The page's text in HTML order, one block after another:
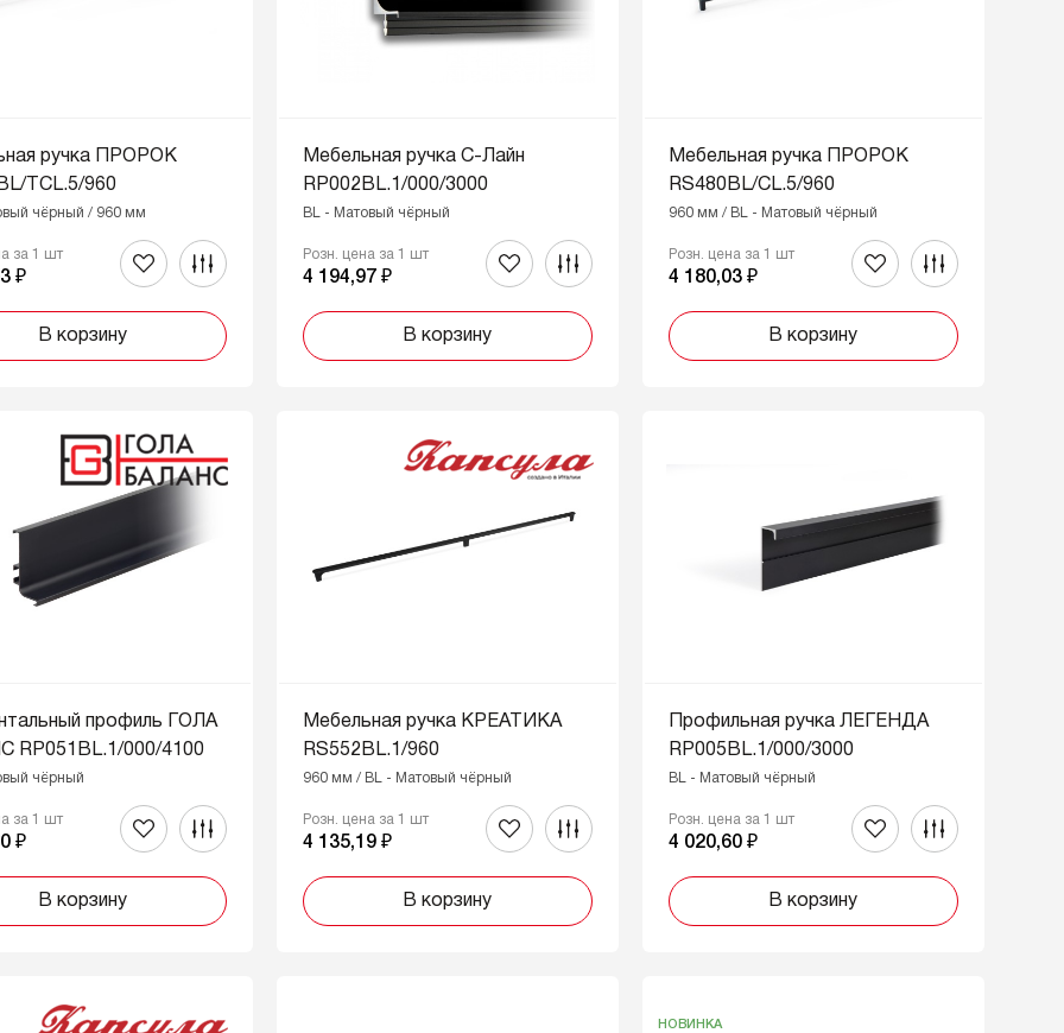
ручка ПРОРОК
TCL.5/960
чёрный / 960 мм
за 1 шт
₽
В корзину
Мебельная ручка C-Лайн
RP002BL.1/000/3000
BL - Матовый чёрный
Розн. цена за 1 шт
4 194,97 ₽
В корзину
Мебельная ручка ПРОРОК
RS480BL/CL.5/960
960 мм / BL - Матовый чёрный
Розн. цена за 1 шт
4 180,03 ₽
В корзину
профиль ГОЛА
RP051BL.1/000/4100
чёрный
за 1 шт
₽
В корзину
Мебельная ручка КРЕАТИКА
RS552BL.1/960
960 мм / BL - Матовый чёрный
Розн. цена за 1 шт
4 135,19 ₽
В корзину
Профильная ручка ЛЕГЕНДА
RP005BL.1/000/3000
BL - Матовый чёрный
Розн. цена за 1 шт
4 020,60 ₽
В корзину
НОВИНКА